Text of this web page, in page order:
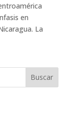
en
La
Buscar